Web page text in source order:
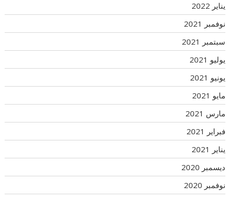
يناير 2022
نوفمبر 2021
سبتمبر 2021
يوليو 2021
يونيو 2021
مايو 2021
مارس 2021
فبراير 2021
يناير 2021
ديسمبر 2020
نوفمبر 2020